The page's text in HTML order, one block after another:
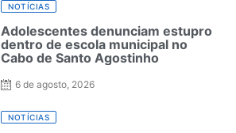
NOTÍCIAS
Adolescentes denunciam estupro
dentro de escola municipal no
Cabo de Santo Agostinho
6 de agosto, 2026
NOTÍCIAS